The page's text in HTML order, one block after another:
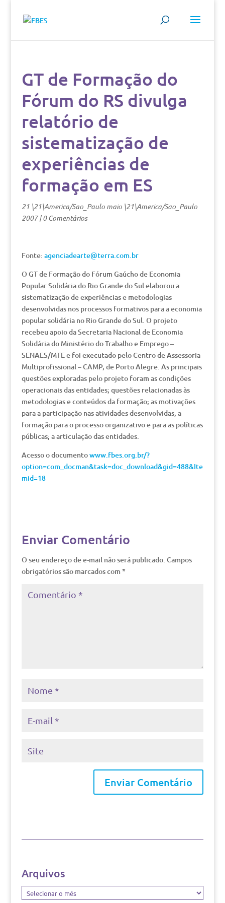
GT de Formação do
Fórum do RS divulga
relatório de
sistematização de
experiências de
formação em ES
21 \21\America/Sao_Paulo maio \21\America/Sao_Paulo
2007|0 Comentários
Fonte: agenciadearte@terra.com.br
O GT de Formação do Fórum Gaúcho de Economia
Popular Solidária do Rio Grande do Sul elaborou a
sistematização de experiências e metodologias
desenvolvidas nos processos formativos para a economia
popular solidária no Rio Grande do Sul. O projeto
recebeu apoio da Secretaria Nacional de Economia
Solidária do Ministério do Trabalho e Emprego –
SENAES/MTE e foi executado pelo Centro de Assessoria
Multiprofissional – CAMP, de Porto Alegre. As principais
questões exploradas pelo projeto foram as condições
operacionais das entidades; questões relacionadas às
metodologias e conteúdos da formação; as motivações
para a participação nas atividades desenvolvidas, a
formação para o processo organizativo e para as políticas
públicas; a articulação das entidades.
Acesso o documentowww.fbes.org.br/?
option=com_docman&task=doc_download&gid=488&Ite
mid=18
Enviar Comentário
O seu endereço de e-mail não será publicado. Campos
obrigatórios são marcados com *
Arquivos
Arquivos